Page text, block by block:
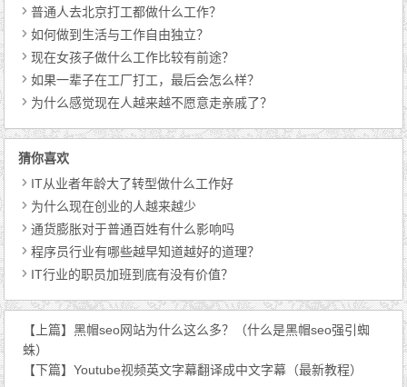
普通人去北京打工都做什么工作？
如何做到生活与工作自由独立？
现在女孩子做什么工作比较有前途？
如果一辈子在工厂打工，最后会怎么样？
为什么感觉现在人越来越不愿意走亲戚了？
猜你喜欢
IT从业者年龄大了转型做什么工作好
为什么现在创业的人越来越少
通货膨胀对于普通百姓有什么影响吗
程序员行业有哪些越早知道越好的道理？
IT行业的职员加班到底有没有价值？
【上篇】黑帽seo网站为什么这么多？（什么是黑帽seo强引蜘
蛛）
【下篇】Youtube视频英文字幕翻译成中文字幕（最新教程）